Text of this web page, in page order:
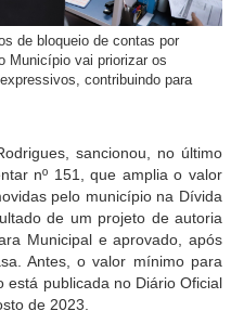
de bloqueio de contas por
Município vai priorizar os
contribuindo para
sancionou, no último
nº 151, que amplia o valor
pelo município na Dívida
de um projeto de autoria
Municipal e aprovado, após
Antes, o valor mínimo para
está publicada no Diário Oficial
de 2023.